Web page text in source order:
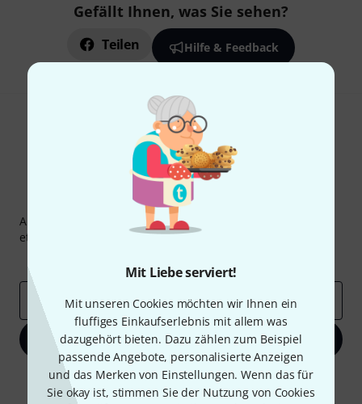
Mit Liebe serviert!
Mit unseren Cookies möchten wir Ihnen ein
fluffiges Einkaufserlebnis mit allem was
dazugehört bieten. Dazu zählen zum Beispiel
passende Angebote, personalisierte Anzeigen
und das Merken von Einstellungen. Wenn das für
Sie okay ist, stimmen Sie der Nutzung von Cookies
Gefällt Ihnen, was Sie sehen?
Teilen Hilfe & Feedback
Thomann Newsletter
Abonniere den Thomann Newsletter und gewinne mit
etwas Glück einen von50 Gutscheinen
E-Mail-Adresse*
Jetzt anmelden
Mit Klick auf „Jetzt anmelden“ stimmen Sie dem Erhalt von E-Mail-
Werbung und einer Messung des E-Mail-Nutzungsverhaltens zu. Die